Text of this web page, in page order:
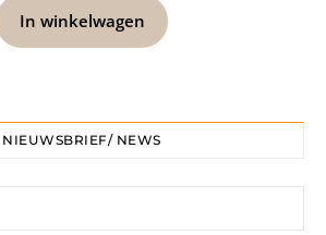
In winkelwagen
NIEUWSBRIEF/ NEWS